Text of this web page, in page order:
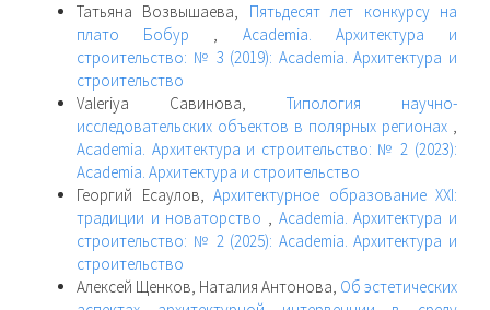
Татьяна Возвышаева, Пятьдесят лет конкурсу на
плато Бобур , Academia. Архитектура и
строительство: № 3 (2019): Academia. Архитектура и
строительство
Valeriya Савинова, Типология научно-
исследовательских объектов в полярных регионах ,
Academia. Архитектура и строительство: № 2 (2023):
Academia. Архитектура и строительство
Георгий Есаулов, Архитектурное образование XXI:
традиции и новаторство , Academia. Архитектура и
строительство: № 2 (2025): Academia. Архитектура и
строительство
Алексей Щенков, Наталия Антонова, Об эстетических